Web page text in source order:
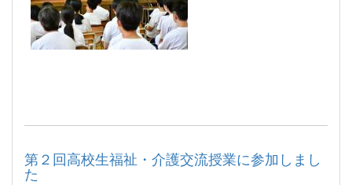
第２回高校生福祉・介護交流授業に参加しまし
た